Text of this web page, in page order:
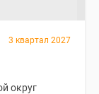
3 квартал 2027
округ